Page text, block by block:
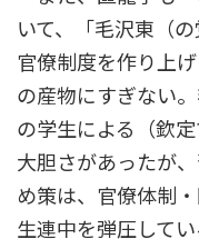
いて、「毛沢東（
官僚制度を作り上
の産物にすぎない
の学生による（欽
大胆さがあったが
め策は、官僚体制
生連中を弾圧して